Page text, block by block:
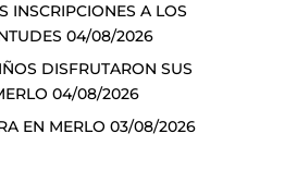
INSCRIPCIONES A LOS
04/08/2026
DISFRUTARON SUS
04/08/2026
EN MERLO 03/08/2026